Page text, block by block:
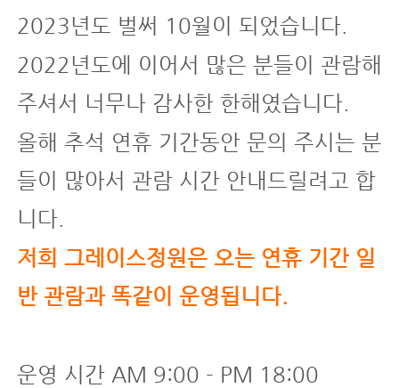
2023년도 벌써 10월이 되었습니다.
2022년도에 이어서 많은 분들이 관람해
주셔서 너무나 감사한 한해였습니다.
올해 추석 연휴 기간동안 문의 주시는 분
들이 많아서 관람 시간 안내드릴려고 합
니다.
저희 그레이스정원은 오는 연휴 기간 일
반 관람과 똑같이 운영됩니다.
운영 시간 AM 9:00 - PM 18:00